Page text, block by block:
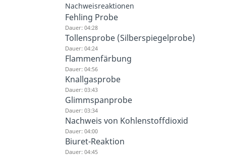
Nachweisreaktionen
Fehling Probe
Dauer: 04:28
Tollensprobe (Silberspiegelprobe)
Dauer: 04:24
Flammenfärbung
Dauer: 04:56
Knallgasprobe
Dauer: 03:43
Glimmspanprobe
Dauer: 03:34
Nachweis von Kohlenstoffdioxid
Dauer: 04:00
Biuret-Reaktion
Dauer: 04:45